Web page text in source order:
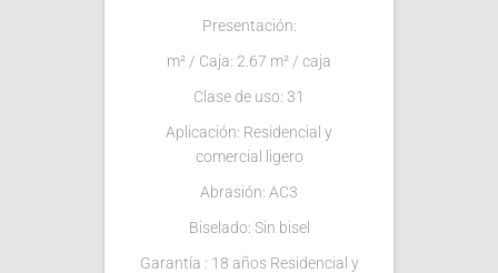
Presentación:
m² / Caja: 2.67 m² / caja
Clase de uso: 31
Aplicación: Residencial y
comercial ligero
Abrasión: AC3
Biselado: Sin bisel
Garantía : 18 años Residencial y